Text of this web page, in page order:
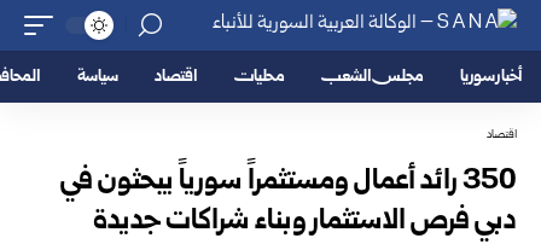
أخبار سوريا مجلس الشعب محليات اقتصاد سياسة
اقتصاد
350 رائد أعمال ومستثمراً سورياً يبحثون في
دبي فرص الاستثمار وبناء شراكات جديدة